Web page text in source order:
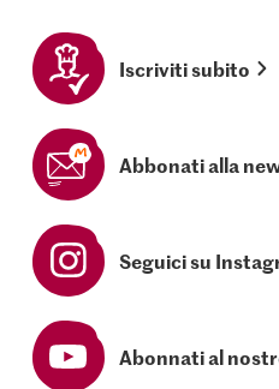
Iscriviti subito
Abbonati alla
Seguici su
Abonnati al